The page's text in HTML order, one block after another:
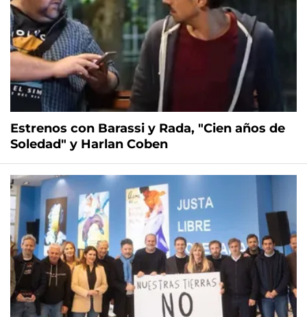
Estrenos con Barassi y Rada, "Cien años de
Soledad" y Harlan Coben